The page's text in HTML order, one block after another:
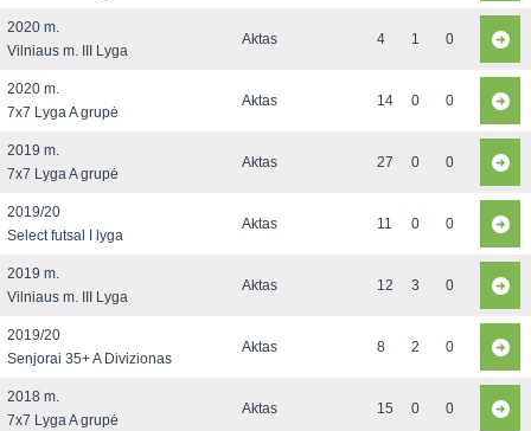
2020 m.
Vilniaus m. III Lyga
Aktas 4 1 0
2020 m.
7x7 Lyga A grupė
Aktas 14 0 0
2019 m.
7x7 Lyga A grupė
Aktas 27 0 0
2019/20
Select futsal I lyga
Aktas 11 0 0
2019 m.
Vilniaus m. III Lyga
Aktas 12 3 0
2019/20
Senjorai 35+ A Divizionas
Aktas 8 2 0
2018 m.
7x7 Lyga A grupė
Aktas 15 0 0